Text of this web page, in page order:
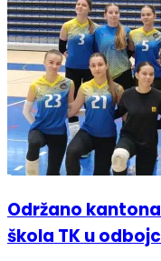
Održano
škola TK u
18. Aprila 2026.